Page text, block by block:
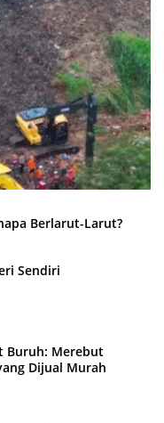
Berlarut-Larut?
Sendiri
Buruh: Merebut
Dijual Murah